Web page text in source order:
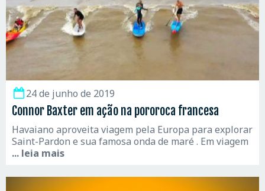
24 de junho de 2019
Connor Baxter em ação na pororoca francesa
Havaiano aproveita viagem pela Europa para explorar
Saint-Pardon e sua famosa onda de maré . Em viagem
... leia mais